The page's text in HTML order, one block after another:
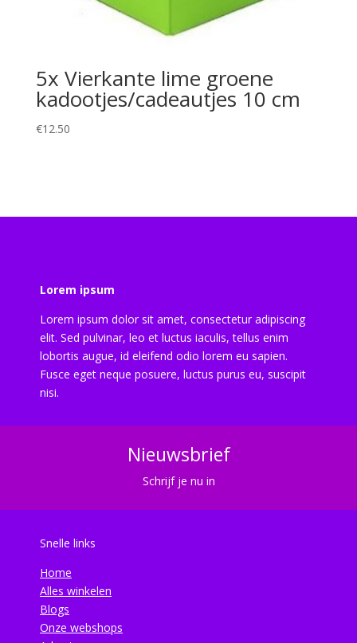
5x Vierkante lime groene
kadootjes/cadeautjes 10 cm
€12.50
Lorem ipsum
Lorem ipsum dolor sit amet, consectetur adipiscing
elit. Sed pulvinar, leo et luctus iaculis, tellus enim
lobortis augue, id eleifend odio lorem eu sapien.
Fusce eget neque posuere, luctus purus eu, suscipit
nisi.
Nieuwsbrief
Schrijf je nu in
Snelle links
Home
Alles winkelen
Blogs
Onze webshops